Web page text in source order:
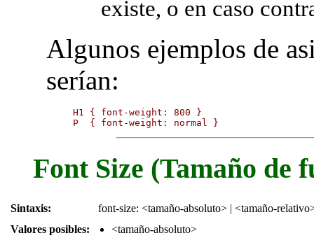
existe, o en caso
Algunos ejemplos de
serían:
H1 { font-weight: 800 }
P  { font-weight: normal }
Font Size (Tamaño de
Sintaxis:
font-size: <tamaño-absoluto> | <tamaño-
Valores posibles:
<tamaño-absoluto>